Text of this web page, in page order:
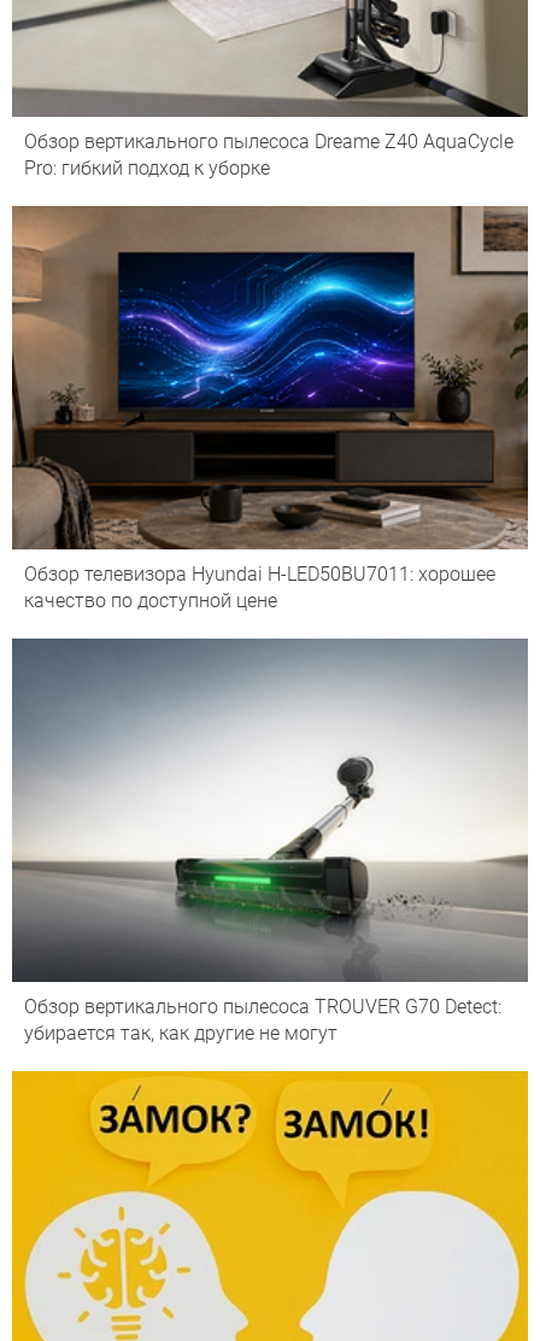
Обзор вертикального пылесоса Dreame Z40 AquaCycle
Pro: гибкий подход к уборке
Обзор телевизора Hyundai H-LED50BU7011: хорошее
качество по доступной цене
Обзор вертикального пылесоса TROUVER G70 Detect:
убирается так, как другие не могут